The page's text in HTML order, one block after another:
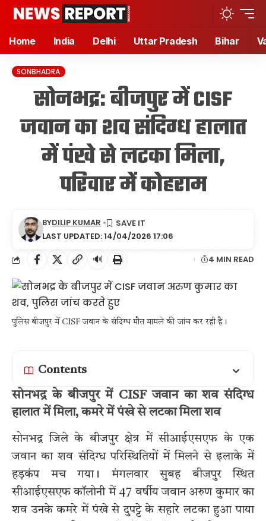
Home India Delhi Uttar Pradesh Bihar
SONBHADRA
सोनभद्र: बीजपुर में CISF
जवान का शव संदिग्ध हालात
में पंखे से लटका मिला,
परिवार में कोहराम
LAST UPDATED: 14/04/2026 17:06
BYDILIP KUMAR
🔊 4 MIN READ
पुलिस बीजपुर में CISF जवान के संदिग्ध मौत मामले की जांच कर रही है।
Contents
सोनभद्र के बीजपुर में CISF जवान का शव संदिग्ध
हालात में मिला, कमरे में पंखे से लटका मिला शव
सोनभद्र जिले के बीजपुर क्षेत्र में सीआईएसएफ के एक
जवान का शव संदिग्ध परिस्थितियों में मिलने से इलाके में
हड़कंप मच गया। मंगलवार सुबह बीजपुर स्थित
सीआईएसएफ कॉलोनी में 47 वर्षीय जवान अरुण कुमार का
शव उनके कमरे में पंखे से दुपट्टे के सहारे लटका हुआ पाया